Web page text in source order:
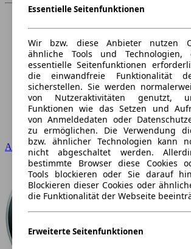
Audi
Essentielle Seitenfunktionen
Wir bzw. diese Anbieter nutzen
ähnliche Tools und
essentielle Seitenfunktionen
die einwandfreie Funktionalität
sicherstellen. Sie werden
von Nutzeraktivitäten genutzt,
Funktionen wie das Setzen und
von Anmeldedaten oder
zu ermöglichen. Die Verwendung
bzw. ähnlicher Technologien kann
nicht abgeschaltet werden.
bestimmte Browser diese Cookies
Tools blockieren oder Sie darauf
Blockieren dieser Cookies oder
die Funktionalität der Webseite
Erweiterte Seitenfunktionen